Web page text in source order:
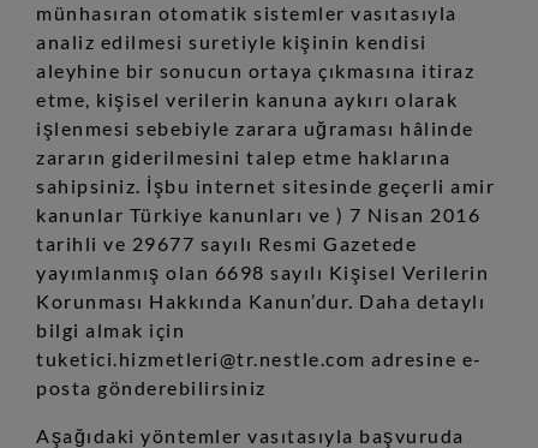
münhasıran otomatik sistemler vasıtasıyla
analiz edilmesi suretiyle kişinin kendisi
aleyhine bir sonucun ortaya çıkmasına itiraz
etme, kişisel verilerin kanuna aykırı olarak
işlenmesi sebebiyle zarara uğraması hâlinde
zararın giderilmesini talep etme haklarına
sahipsiniz. İşbu internet sitesinde geçerli amir
kanunlar Türkiye kanunları ve ) 7 Nisan 2016
tarihli ve 29677 sayılı Resmi Gazetede
yayımlanmış olan 6698 sayılı Kişisel Verilerin
Korunması Hakkında Kanun’dur. Daha detaylı
bilgi almak için
tuketici.hizmetleri@tr.nestle.com adresine e-
posta gönderebilirsiniz
Aşağıdaki yöntemler vasıtasıyla başvuruda